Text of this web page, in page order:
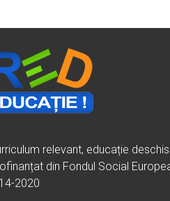
relevant, educație
din Fondul Social
2020